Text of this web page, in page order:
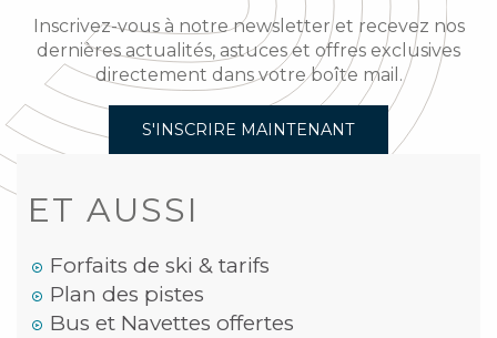
Inscrivez-vous à notre newsletter et recevez nos
dernières actualités, astuces et offres exclusives
directement dans votre boîte mail.
S'INSCRIRE MAINTENANT
ET AUSSI
Forfaits de ski & tarifs
Plan des pistes
Bus et Navettes offertes